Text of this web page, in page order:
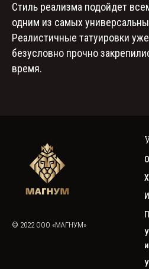
Стиль реализма подойдет
одним из самых
Реалистичные татуировки
безусловно прочно
время.
© 2022 ООО «МАГНУМ»